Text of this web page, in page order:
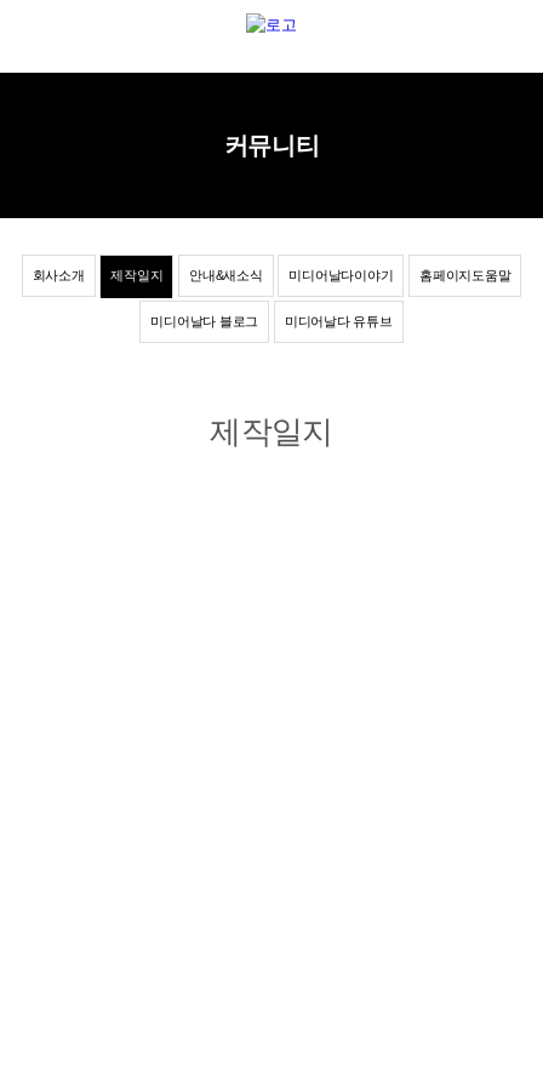
회사소개 제작일지 안내&새소식 미디어날다이야기 홈페이지도움말
미디어날다 블로그 미디어날다 유튜브
커뮤니티
제작일지